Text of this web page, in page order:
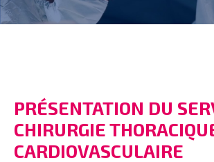
PRÉSENTATION DU
CHIRURGIE
CARDIOVASCULAIRE